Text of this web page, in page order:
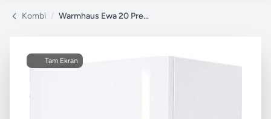
Kombi / Warmhaus Ewa 20 Premix Hermetik Yoğuşmalı Kombi
Tam Ekran